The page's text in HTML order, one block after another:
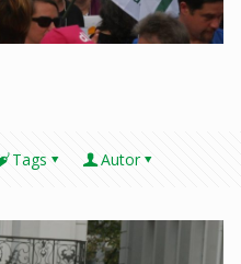
Tags Autor